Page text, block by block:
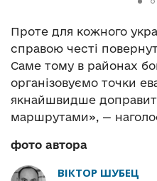
Проте для кожного
справою честі
Саме тому в районах
організовуємо точки
якнайшвидше
маршрутами», —
фото автора
ВІКТОР ШУБЕЦ